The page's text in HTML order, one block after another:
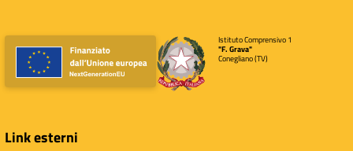
Istituto Comprensivo 1
"F. Grava"
Conegliano (TV)
Link esterni